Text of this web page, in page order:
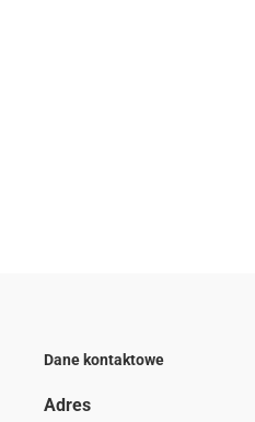
Dane kontaktowe
Adres